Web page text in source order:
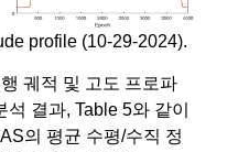
profile (10-29-2024).
궤적 및 고도 프로파
결과, Table 5와 같이
의 평균 수평/수직 정